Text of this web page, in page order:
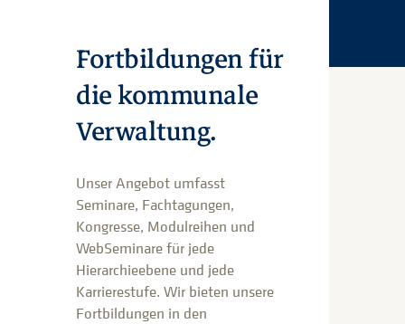
Fortbildungen für
die kommunale
Verwaltung.
Unser Angebot umfasst
Seminare, Fachtagungen,
Kongresse, Modulreihen und
WebSeminare für jede
Hierarchieebene und jede
Karrierestufe. Wir bieten unsere
Fortbildungen in den